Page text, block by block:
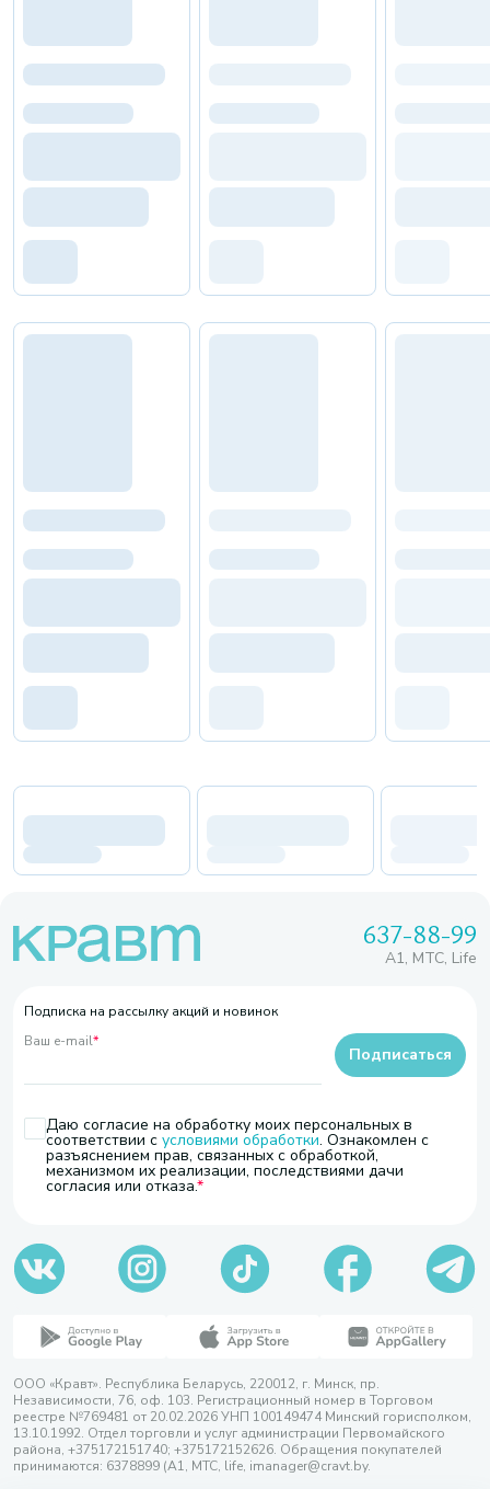
637-88-99
A1, МТС, Life
Подписка на рассылку акций и новинок
Ваш e-mail*
Даю согласие на обработку моих персональных в
соответствии с условиями обработки. Ознакомлен с
разъяснением прав, связанных с обработкой,
механизмом их реализации, последствиями дачи
согласия или отказа.
Подписаться
ООО «Кравт». Республика Беларусь, 220012, г. Минск, пр.
Независимости, 76, оф. 103. Регистрационный номер в Торговом
реестре №769481 от 20.02.2026 УНП 100149474 Минский горисполком,
13.10.1992. Отдел торговли и услуг администрации Первомайского
района, +375172151740; +375172152626. Обращения покупателей
принимаются: 6378899 (А1, МТС, life, imanager@cravt.by.